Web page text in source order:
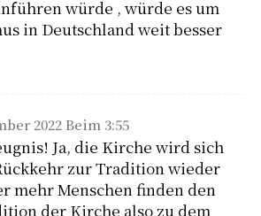
würde , würde es um
in Deutschland weit besser
2022 Beim 3:55
Ja, die Kirche wird sich
zur Tradition wieder
mehr Menschen finden den
der Kirche also zu dem